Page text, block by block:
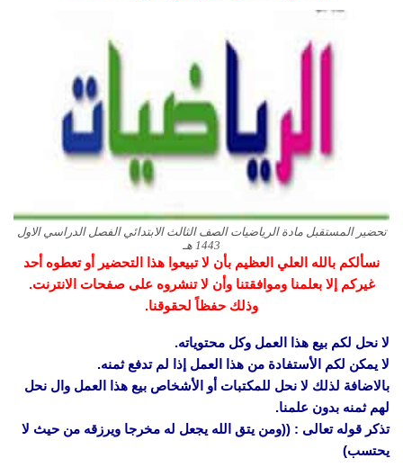
تحضير المستقبل مادة الرياضيات الصف الثالث الابتدائي الفصل الدراسي الاول
1443 هـ
نسألكم بالله العلي العظيم بأن لا تبيعوا هذا التحضير أو تعطوه أحد
غيركم إلا بعلمنا وموافقتنا وأن لا تنشروه على صفحات الانترنت.
وذلك حفظاً لحقوقنا.
لا نحل لكم بيع هذا العمل وكل محتوياته.
لا يمكن لكم الأستفادة من هذا العمل إذا لم تدفع ثمنه.
بالاضافة لذلك لا نحل للمكتبات أو الأشخاص بيع هذا العمل وال نحل
لهم ثمنه بدون علمنا.
تذكر قوله تعالى : ((ومن يتق الله يجعل له مخرجا ويرزقه من حيث لا
يحتسب)